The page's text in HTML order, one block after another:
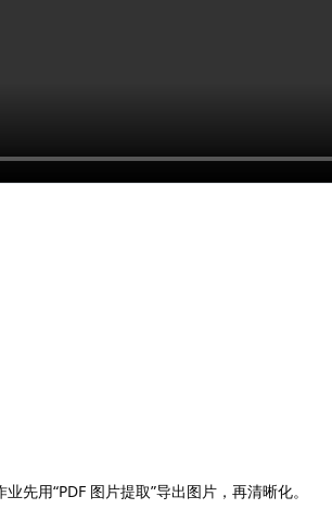
先用“PDF 图片提取”导出图片，再清晰化。